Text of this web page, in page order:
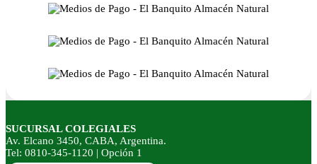
SUCURSAL COLEGIALES
Av. Elcano 3450, CABA, Argentina.
Tel: 0810-345-1120 | Opción 1